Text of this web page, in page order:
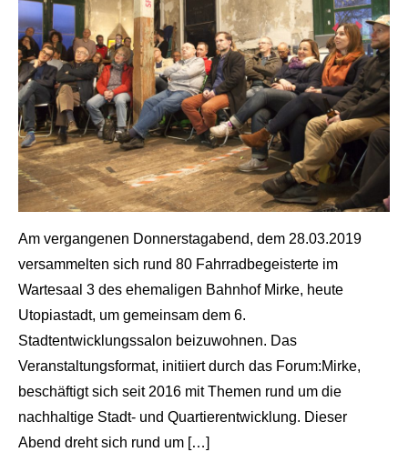
shot by Wolf Sondermann
Am vergangenen Donnerstagabend, dem 28.03.2019
versammelten sich rund 80 Fahrradbegeisterte im
Wartesaal 3 des ehemaligen Bahnhof Mirke, heute
Utopiastadt, um gemeinsam dem 6.
Stadtentwicklungssalon beizuwohnen. Das
Veranstaltungsformat, initiiert durch das Forum:Mirke,
beschäftigt sich seit 2016 mit Themen rund um die
nachhaltige Stadt- und Quartierentwicklung. Dieser
Abend dreht sich rund um […]